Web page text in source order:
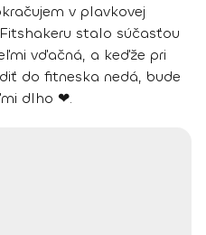
v plavkovej
stalo súčasťou
vďačná, a keďže pri
do fitneska nedá, bude
dlho ❤.